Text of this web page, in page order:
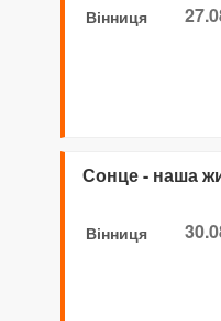
Вінниця
Сонце - наша
Вінниця